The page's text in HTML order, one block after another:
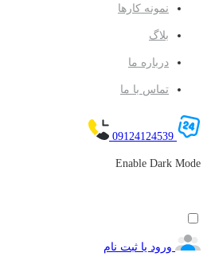
نمونه کارها
بلاگ
درباره ما
تماس با ما
09124124539
Enable Dark Mode
ورود یا ثبت نام